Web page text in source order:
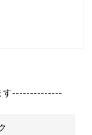
す--------------